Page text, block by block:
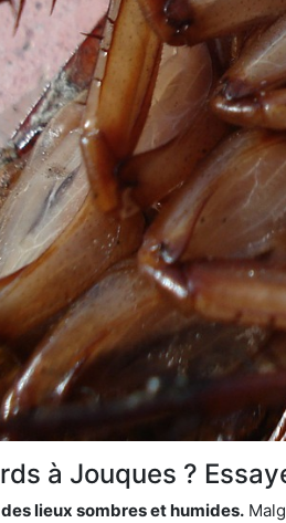
à Jouques ?
lieux sombres et humides.